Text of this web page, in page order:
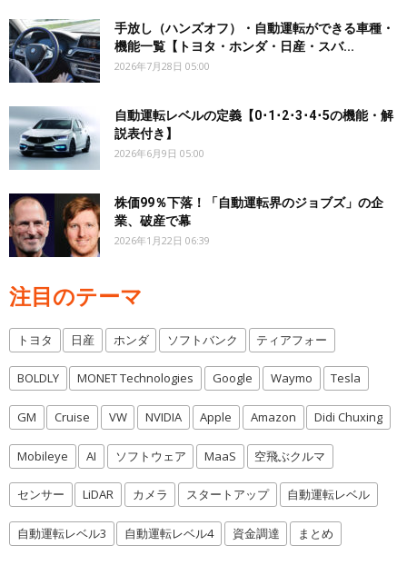
手放し（ハンズオフ）・自動運転ができる車種・
機能一覧【トヨタ・ホンダ・日産・スバ...
2026年7月28日 05:00
自動運転レベルの定義【0･1･2･3･4･5の機能・解
説表付き】
2026年6月9日 05:00
株価99％下落！「自動運転界のジョブズ」の企
業、破産で幕
2026年1月22日 06:39
注目のテーマ
トヨタ 日産 ホンダ ソフトバンク ティアフォー
BOLDLY MONET Technologies Google Waymo Tesla
GM Cruise VW NVIDIA Apple Amazon Didi Chuxing
Mobileye AI ソフトウェア MaaS 空飛ぶクルマ
センサー LiDAR カメラ スタートアップ 自動運転レベル
自動運転レベル3 自動運転レベル4 資金調達 まとめ